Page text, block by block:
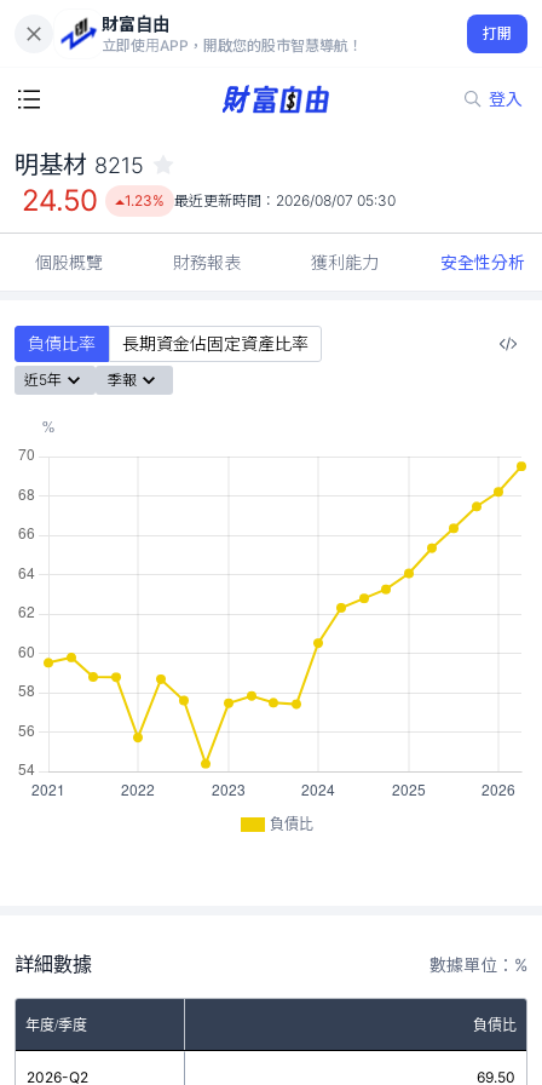
財富自由
立即使用APP，開啟您的股市智慧導航！
打開
登入
24.50
1.23%
明基材 8215
24.50 1.23% 最近更新時間： 2026/08/07 05:30
個股概覽 財務報表 獲利能力 安全性分析
負債比率 長期資金佔固定資產比率
近5年 季報
負債比
詳細數據 數據單位：%
年度/季度 負債比
2026-Q2 69.50